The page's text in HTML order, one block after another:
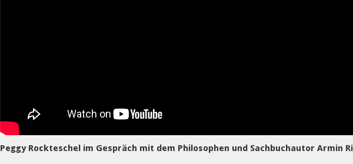
Peggy Rockteschel im Gespräch mit dem Philosophen und Sachbuchautor Armin